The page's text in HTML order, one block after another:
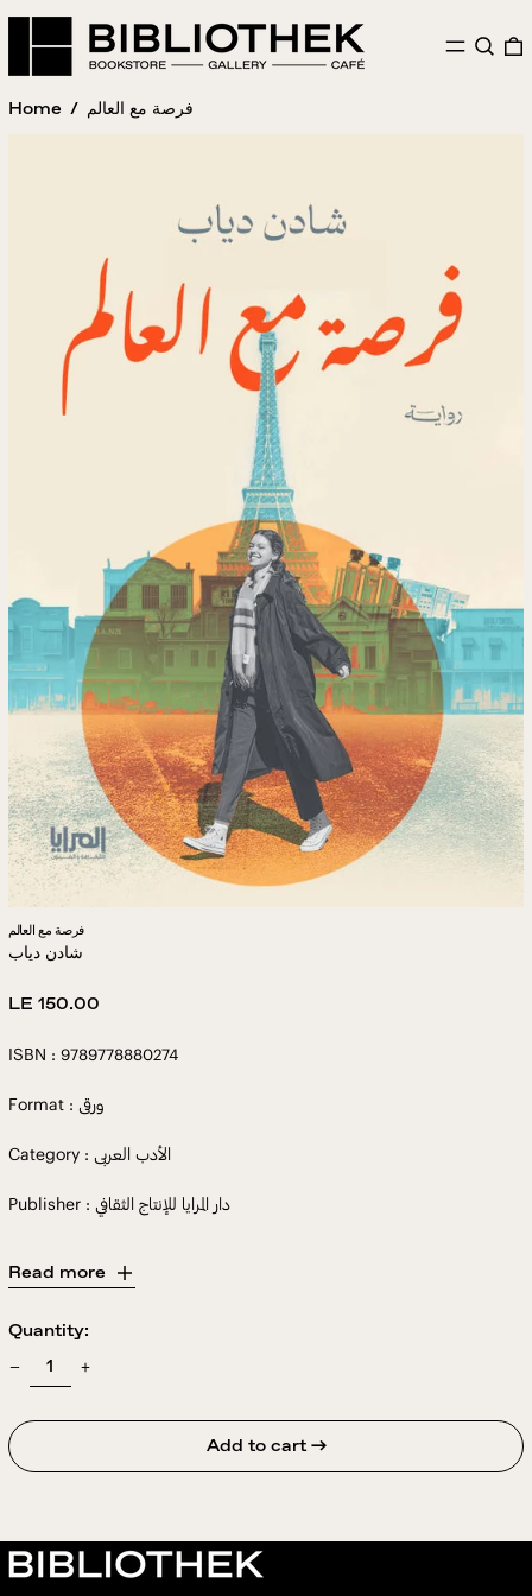
MENU
Home / فرصة مع العالم
فرصة مع العالم
شادن دياب
Regular
LE 150.00
ISBN : 9789778880274
Format : ورقى
Category : الأدب العربى
Publisher : دار المرايا للإنتاج الثقافي
Read more
Quantity:
Add to cart →